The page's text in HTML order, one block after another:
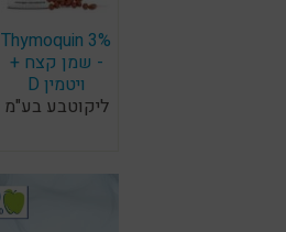
Thymoquin 3%
- שמן קצח +
ויטמין D
ליקוטבע בע"מ